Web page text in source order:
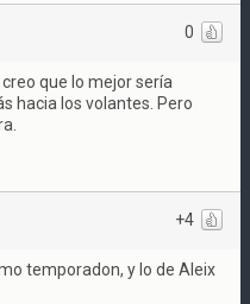
0
que lo mejor sería
hacia los volantes. Pero
+4
temporadon, y lo de Aleix